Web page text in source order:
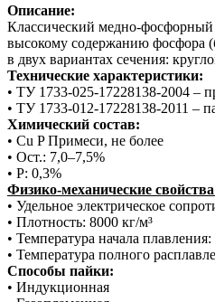
Описание:
Классический медно-
высокому содержанию фосфора
в двух вариантах сечения:
Технические характеристики:
• ТУ 1733-025-17228138-2004 –
• ТУ 1733-012-17228138-2011 –
Химический состав:
• Cu P Примеси, не более
• Ост.: 7,0–7,5%
• P: 0,3%
Физико-механические
• Удельное электрическое
• Плотность: 8000 кг/м³
• Температура начала плавления:
• Температура полного
Способы пайки:
• Индукционная